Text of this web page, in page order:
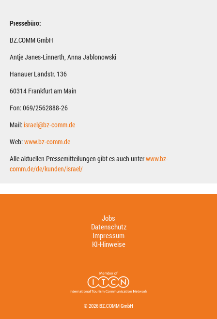
Pressebüro:
BZ.COMM GmbH
Antje Janes-Linnerth, Anna Jablonowski
Hanauer Landstr. 136
60314 Frankfurt am Main
Fon: 069/2562888-26
Mail:israel@bz-comm.de
Web:www.bz-comm.de
Alle aktuellen Pressemitteilungen gibt es auch unterwww.bz-
comm.de/de/kunden/israel/
Jobs
Datenschutz
Impressum
KI-Hinweise
© 2026 BZ.COMM GmbH